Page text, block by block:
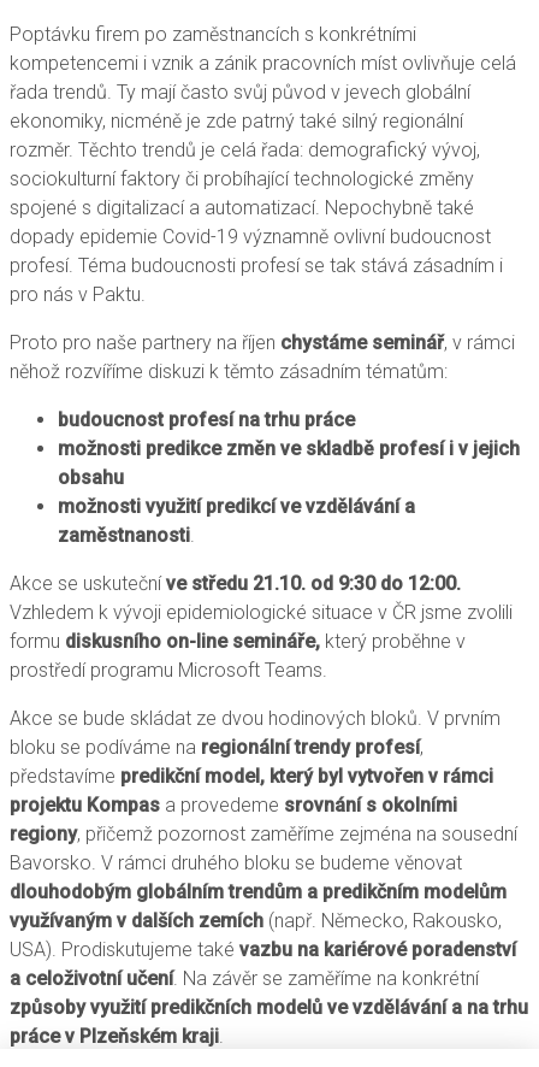
Poptávku firem po zaměstnancích s konkrétními
kompetencemi i vznik a zánik pracovních míst ovlivňuje celá
řada trendů. Ty mají často svůj původ v jevech globální
ekonomiky, nicméně je zde patrný také silný regionální
rozměr. Těchto trendů je celá řada: demografický vývoj,
sociokulturní faktory či probíhající technologické změny
spojené s digitalizací a automatizací. Nepochybně také
dopady epidemie Covid-19 významně ovlivní budoucnost
profesí. Téma budoucnosti profesí se tak stává zásadním i
pro nás v Paktu.
Proto pro naše partnery na říjen chystáme seminář, v rámci
něhož rozvíříme diskuzi k těmto zásadním tématům:
budoucnost profesí na trhu práce
možnosti predikce změn ve skladbě profesí i v jejich
obsahu
možnosti využití predikcí ve vzdělávání a
zaměstnanosti.
Akce se uskutečníve středu 21.10. od 9:30 do 12:00.
Vzhledem k vývoji epidemiologické situace v ČR jsme zvolili
formu diskusního on-line semináře, který proběhne v
prostředí programu Microsoft Teams.
Akce se bude skládat ze dvou hodinových bloků. V prvním
bloku se podíváme na regionální trendy profesí,
představíme predikční model, který byl vytvořen v rámci
projektu Kompas a provedeme srovnání s okolními
regiony, přičemž pozornost zaměříme zejména na sousední
Bavorsko. V rámci druhého bloku se budeme věnovat
dlouhodobým globálním trendům a predikčním modelům
využívaným v dalších zemích (např. Německo, Rakousko,
USA). Prodiskutujeme také vazbu na kariérové poradenství
a celoživotní učení. Na závěr se zaměříme na konkrétní
způsoby využití predikčních modelů ve vzdělávání a na trhu
práce v Plzeňském kraji.